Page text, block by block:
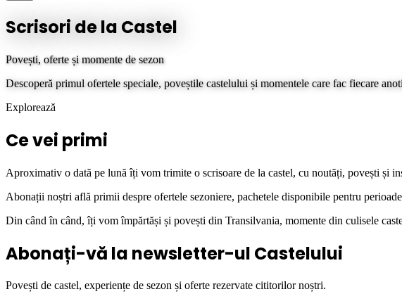
Scrisori de la Castel
Povești, oferte și momente de sezon
Descoperă primul ofertele speciale, poveștile castelului și momentele care fac fiecare
Explorează
Ce vei primi
Aproximativ o dată pe lună îți vom trimite o scrisoare de la castel, cu noutăți, povești și
Abonații noștri află primii despre ofertele sezoniere, pachetele disponibile pentru
Din când în când, îți vom împărtăși și povești din Transilvania, momente din culisele
Abonați-vă la newsletter-ul Castelului
Povești de castel, experiențe de sezon și oferte rezervate cititorilor noștri.